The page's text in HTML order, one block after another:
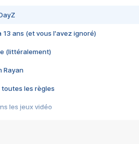
13 ans (et vous l'avez ignoré)
(littéralement)
Rayan
toutes les règles
les jeux vidéo